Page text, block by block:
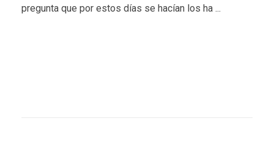
pregunta que por estos días se hacían los ha ...